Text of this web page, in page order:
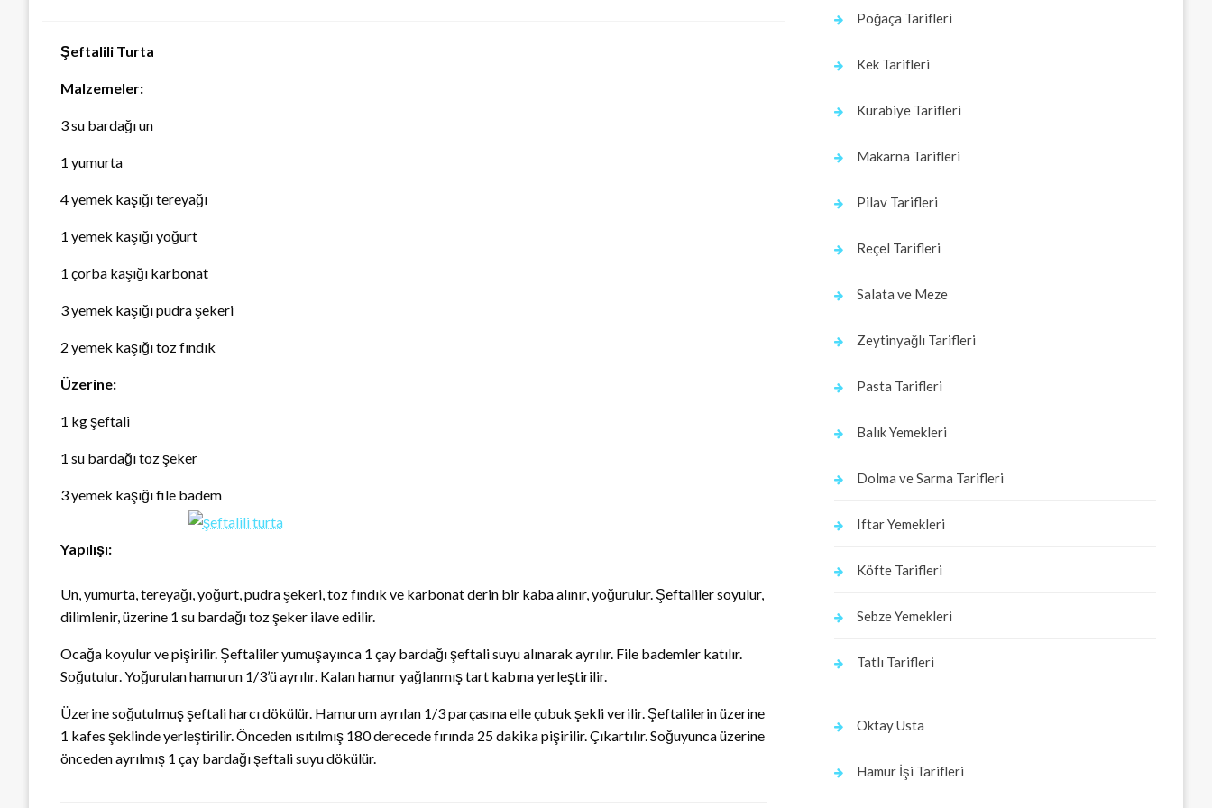
Şeftalili Turta
Malzemeler:
3 su bardağı un
1 yumurta
4 yemek kaşığı tereyağı
1 yemek kaşığı yoğurt
1 çorba kaşığı karbonat
3 yemek kaşığı pudra şekeri
2 yemek kaşığı toz fındık
Üzerine:
1 kg şeftali
1 su bardağı toz şeker
3 yemek kaşığı file badem
Yapılışı:
Un, yumurta, tereyağı, yoğurt, pudra şekeri, toz fındık ve karbonat derin bir kaba alınır, yoğurulur. Şeftaliler soyulur,
dilimlenir, üzerine 1 su bardağı toz şeker ilave edilir.
Ocağa koyulur ve pişirilir. Şeftaliler yumuşayınca 1 çay bardağı şeftali suyu alınarak ayrılır. File bademler katılır.
Soğutulur. Yoğurulan hamurun 1/3’ü ayrılır. Kalan hamur yağlanmış tart kabına yerleştirilir.
Üzerine soğutulmuş şeftali harcı dökülür. Hamurum ayrılan 1/3 parçasına elle çubuk şekli verilir. Şeftalilerin üzerine
1 kafes şeklinde yerleştirilir. Önceden ısıtılmış 180 derecede fırında 25 dakika pişirilir. Çıkartılır. Soğuyunca üzerine
önceden ayrılmış 1 çay bardağı şeftali suyu dökülür.
Poğaça Tarifleri
Kek Tarifleri
Kurabiye Tarifleri
Makarna Tarifleri
Pilav Tarifleri
Reçel Tarifleri
Salata ve Meze
Zeytinyağlı Tarifleri
Pasta Tarifleri
Balık Yemekleri
Dolma ve Sarma Tarifleri
Iftar Yemekleri
Köfte Tarifleri
Sebze Yemekleri
Tatlı Tarifleri
Oktay Usta
Hamur İşi Tarifleri